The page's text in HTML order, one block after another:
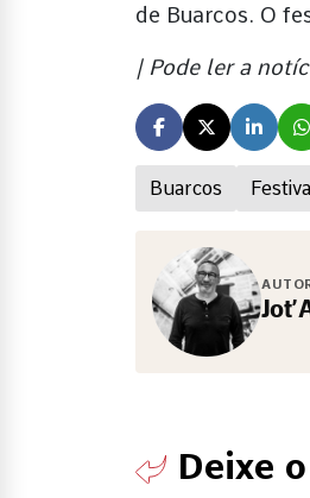
Buarcos
de Buarcos. O
| Pode ler a
Deixe